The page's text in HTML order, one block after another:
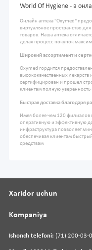
World Of Hygiene - в
Онлайн аптека "Oxymed"
виртуальное пространство
товаров. Наша аптека
делая процесс покупок
Широкий ассортимент и
Oxymed гордится
высококачественных
сертифицирован и прошел
клиентам полную уверенность
Быстрая доставка благодаря
Имея более чем 120 филиалов
оперативную и эффективную
инфраструктура позволяет
обеспечивая клиентам
средствам
Ishonch telefoni: (71) 200-03-
Xaridor uchun
Kompaniya